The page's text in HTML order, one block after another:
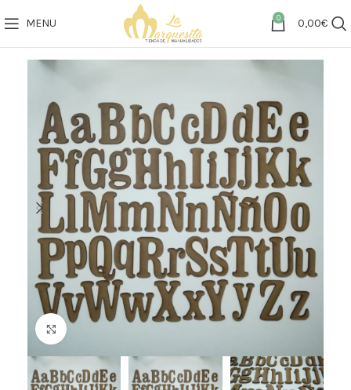
MENU 0 0,00€